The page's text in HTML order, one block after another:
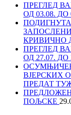
ПРЕГЛЕД
ОД 03.08. ДО
КРИВИЧНО
ПРЕГЛЕД
ОД 27.07. ДО
ВЈЕРСКИХ
ПРЕДАТ
ПОЉСКЕ